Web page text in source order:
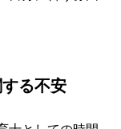
る不安